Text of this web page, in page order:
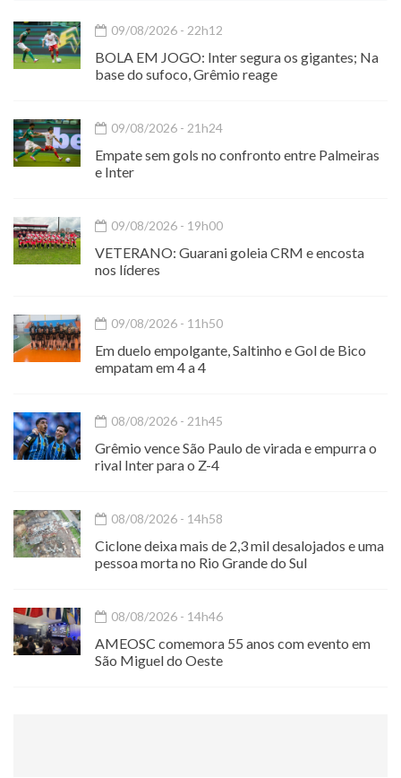
09/08/2026 - 22h12
BOLA EM JOGO: Inter segura os gigantes; Na
base do sufoco, Grêmio reage
09/08/2026 - 21h24
Empate sem gols no confronto entre Palmeiras
e Inter
09/08/2026 - 19h00
VETERANO: Guarani goleia CRM e encosta
nos líderes
09/08/2026 - 11h50
Em duelo empolgante, Saltinho e Gol de Bico
empatam em 4 a 4
08/08/2026 - 21h45
Grêmio vence São Paulo de virada e empurra o
rival Inter para o Z-4
08/08/2026 - 14h58
Ciclone deixa mais de 2,3 mil desalojados e uma
pessoa morta no Rio Grande do Sul
08/08/2026 - 14h46
AMEOSC comemora 55 anos com evento em
São Miguel do Oeste